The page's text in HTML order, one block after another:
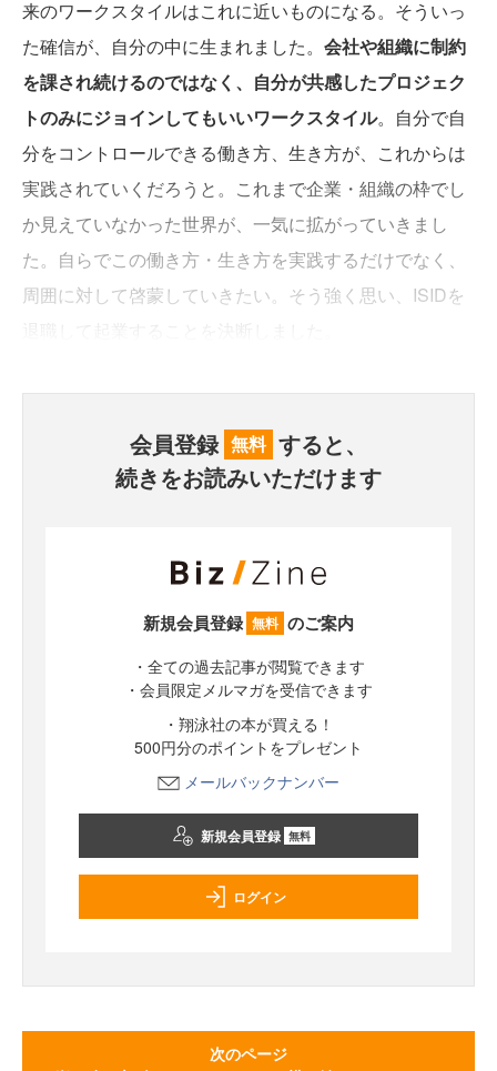
来のワークスタイルはこれに近いものになる。そういっ
た確信が、自分の中に生まれました。 会社や組織に制約
を課され続けるのではなく、自分が共感したプロジェク
トのみにジョインしてもいいワークスタイル。自分で自
分をコントロールできる働き方、生き方が、これからは
実践されていくだろうと。これまで企業・組織の枠でし
か見えていなかった世界が、一気に拡がっていきまし
た。自らでこの働き方・生き方を実践するだけでなく、
周囲に対して啓蒙していきたい。そう強く思い、ISIDを
会員登録 無料 すると、
続きをお読みいただけます
新規会員登録 無料 のご案内
・全ての過去記事が閲覧できます
・会員限定メルマガを受信できます
・翔泳社の本が買える！
500円分のポイントをプレゼント
メールバックナンバー
新規会員登録 無料
ログイン
次のページ